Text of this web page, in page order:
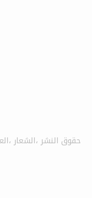
حقوق النشر ،الشعار